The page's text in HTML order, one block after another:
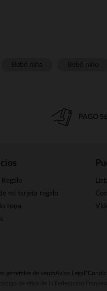
PAGO
Regalo
mi tarjeta regalo
ropa
generales de ventaAviso Legal